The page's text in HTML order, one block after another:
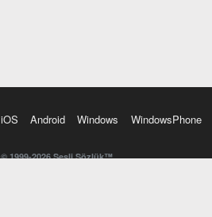
iOS Android Windows WindowsPhone
© 1999-2026 Sesli Sözlük™